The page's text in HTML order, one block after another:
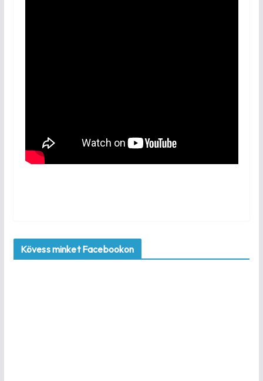
Kövess minket Facebookon